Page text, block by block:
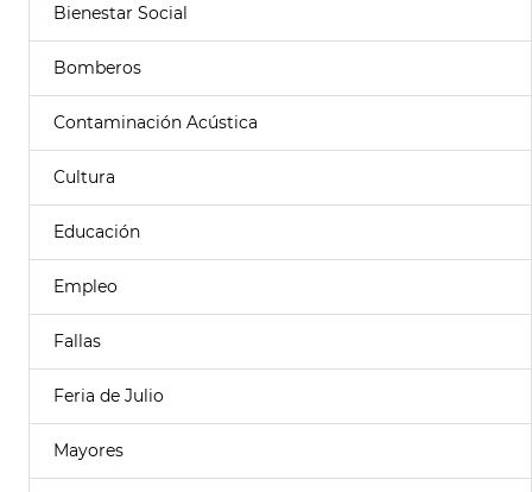
Bienestar Social
Bomberos
Contaminación Acústica
Cultura
Educación
Empleo
Fallas
Feria de Julio
Mayores